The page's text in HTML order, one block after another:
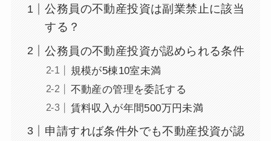
公務員の不動産投資は副業禁止に該当
する？
公務員の不動産投資が認められる条件
規模が5棟10室未満
不動産の管理を委託する
賃料収入が年間500万円未満
申請すれば条件外でも不動産投資が認